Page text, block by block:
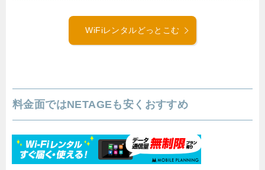
WiFiレンタルどっとこむ
料金面ではNETAGEも安くおすすめ